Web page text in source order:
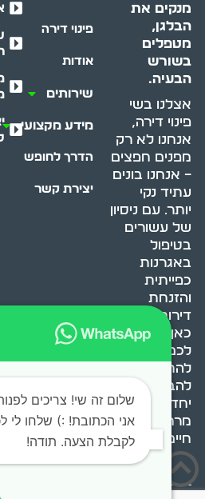
מנקים את
הבלגן,
מטפלים
בשורש
הבעיה.
אצלנו בשי
פינוי דירה,
אנחנו לא רק
מפנים חפצים
– אנחנו בונים
עתיד נקי
יותר. עם ניסיון
של עשורים
בטיפול
באגרנות
כפייתית
והזנחת
דירות, אנחנו
כאן כדי לעזור
לכם
להתמודד,
להבין ולשנות.
יחד, ניצור
מרחב
חיים בריא ומאוזן.
פינוי דירה
אודות
שירותים
מידע מקצועי
הדרך לחופש
יצירת קשר
שלום זה שי! צריכים
אני הכתובת! :) שלחו לי
לקבלת הצעה. תודה!